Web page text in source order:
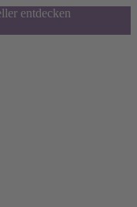
entdecken